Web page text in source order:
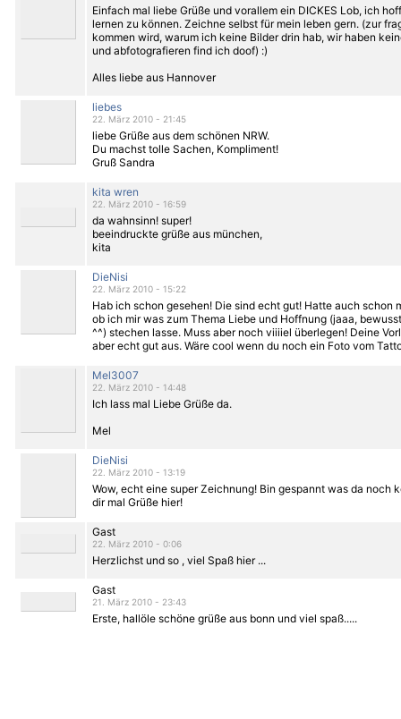
Einfach mal liebe Grüße und vorallem ein DICKES Lob, ich
lernen zu können. Zeichne selbst für mein leben gern. (zur
kommen wird, warum ich keine Bilder drin hab, wir haben
und abfotografieren find ich doof) :)
Alles liebe aus Hannover
liebes
22. März 2010 - 21:45
liebe Grüße aus dem schönen NRW.
Du machst tolle Sachen, Kompliment!
Gruß Sandra
kita wren
22. März 2010 - 16:59
da wahnsinn! super!
beeindruckte grüße aus münchen,
kita
DieNisi
22. März 2010 - 15:22
Hab ich schon gesehen! Die sind echt gut! Hatte auch schon
ob ich mir was zum Thema Liebe und Hoffnung (jaaa,
^^) stechen lasse. Muss aber noch viiiiel überlegen! Deine
aber echt gut aus. Wäre cool wenn du noch ein Foto vom
Mel3007
22. März 2010 - 14:48
Ich lass mal Liebe Grüße da.
Mel
DieNisi
22. März 2010 - 13:19
Wow, echt eine super Zeichnung! Bin gespannt was da noch
dir mal Grüße hier!
Gast
22. März 2010 - 0:06
Herzlichst und so , viel Spaß hier ...
Gast
21. März 2010 - 23:43
Erste, hallöle schöne grüße aus bonn und viel spaß.....